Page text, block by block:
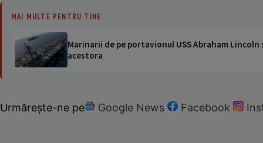
MAI MULTE PENTRU TINE
Marinarii de pe portavionul USS Abraham
acestora
Urmărește-ne pe Google News Facebook